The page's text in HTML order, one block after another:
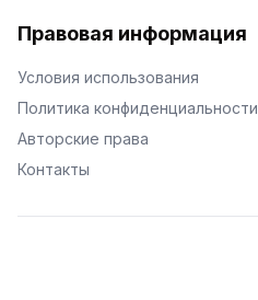
Правовая информация
Условия использования
Политика конфиденциальности
Авторские права
Контакты